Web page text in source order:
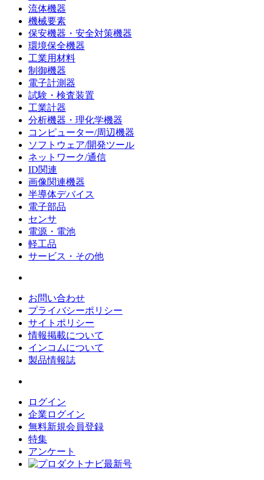
流体機器
機械要素
保安機器・安全対策機器
環境保全機器
工業用材料
制御機器
電子計測器
試験・検査装置
工業計器
分析機器・理化学機器
コンピューター/周辺機器
ソフトウェア/開発ツール
ネットワーク/通信
ID関連
画像関連機器
半導体デバイス
電子部品
センサ
電源・電池
軽工品
サービス・その他
お問い合わせ
プライバシーポリシー
サイトポリシー
情報掲載について
インコムについて
製品情報誌
ログイン
企業ログイン
無料新規会員登録
特集
アンケート